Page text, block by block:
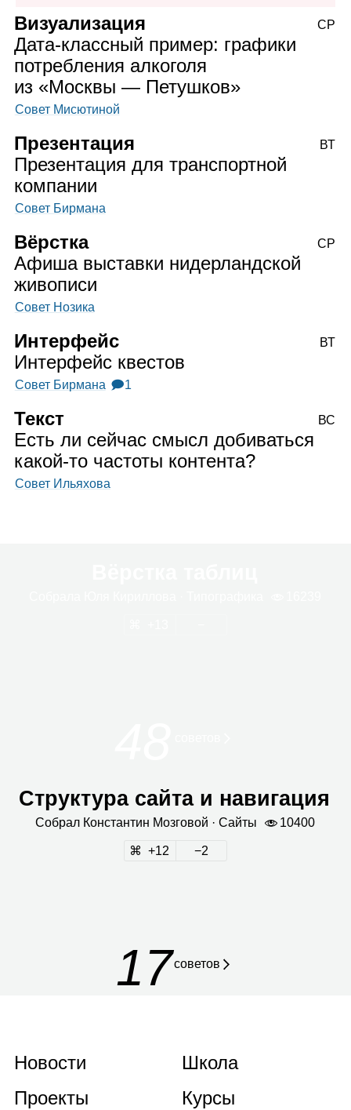
Визуализация
Дата‑классный пример: графики
потребления алкоголя
из «Москвы — Петушков»
Совет Мисютиной
СР
Презентация
Презентация для транспортной
компании
Совет Бирмана
ВТ
Вёрстка
Афиша выставки нидерландской
живописи
Совет Нозика
СР
Интерфейс
Интерфейс квестов
Совет Бирмана 🗩1
ВТ
Текст
Есть ли сейчас смысл добиваться
какой‑то частоты контента?
Совет Ильяхова
ВС
Структура сайта и навигация
Собрал Кон­стан­тин Моз­го­вой · Сайты 10400
12 2
17советов
Новости
Проекты
Школа
Курсы